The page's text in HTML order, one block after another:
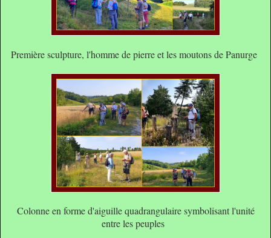
Première sculpture, l'homme de pierre et les moutons de Panurge
Colonne en forme d'aiguille quadrangulaire symbolisant l'unité
entre les peuples